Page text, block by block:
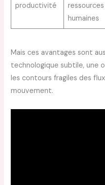
productivité
ressources
humaines
Mais ces avantages sont
technologique subtile, une
les contours fragiles des
mouvement.